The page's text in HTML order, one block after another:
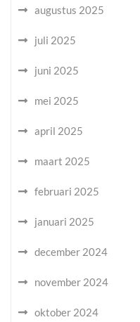
augustus 2025
juli 2025
juni 2025
mei 2025
april 2025
maart 2025
februari 2025
januari 2025
december 2024
november 2024
oktober 2024